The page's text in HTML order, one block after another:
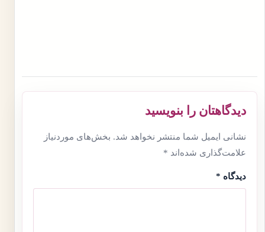
دیدگاهتان را بنویسید
نشانی ایمیل شما منتشر نخواهد شد. بخش‌های موردنیاز
علامت‌گذاری شده‌اند *
دیدگاه *